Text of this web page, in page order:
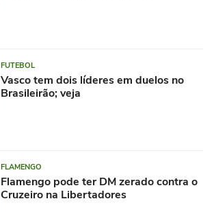
FUTEBOL
Vasco tem dois líderes em duelos no
Brasileirão; veja
FLAMENGO
Flamengo pode ter DM zerado contra o
Cruzeiro na Libertadores